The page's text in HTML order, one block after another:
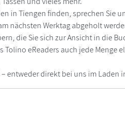
in Tiengen finden, sprechen Sie
nächsten Werktag abgeholt
die Sie sich zur Ansicht in die
eReaders auch jede
entweder direkt bei uns im Laden